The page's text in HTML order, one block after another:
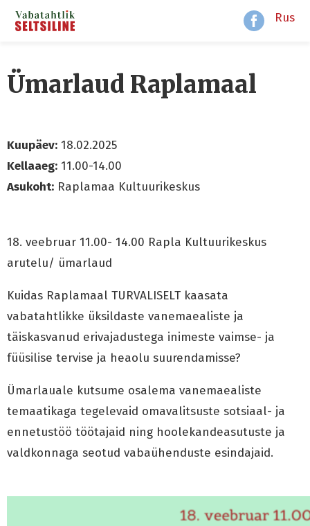
Rus
Ümarlaud Raplamaal
Kuupäev: 18.02.2025
Kellaaeg: 11.00-14.00
Asukoht: Raplamaa Kultuurikeskus
18. veebruar 11.00- 14.00 Rapla Kultuurikeskus
arutelu/ ümarlaud
Kuidas Raplamaal TURVALISELT kaasata
vabatahtlikke üksildaste vanemaealiste ja
täiskasvanud erivajadustega inimeste vaimse- ja
füüsilise tervise ja heaolu suurendamisse?
Ümarlauale kutsume osalema vanemaealiste
temaatikaga tegelevaid omavalitsuste sotsiaal- ja
ennetustöö töötajaid ning hoolekandeasutuste ja
valdkonnaga seotud vabaühenduste esindajaid.